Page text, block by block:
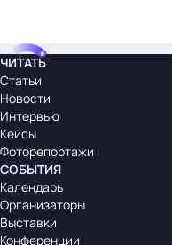
ЧИТАТЬ
Статьи
Новости
Интервью
Кейсы
Фоторепортажи
СОБЫТИЯ
Календарь
Организаторы
Выставки
Конференции